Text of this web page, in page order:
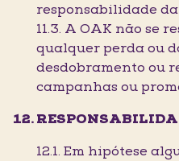
responsabilidade da
11.3. A OAK não se
qualquer perda ou
desdobramento ou
campanhas ou
12.1. Em hipótese